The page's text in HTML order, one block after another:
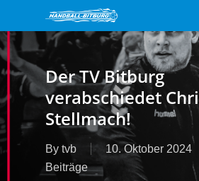
main
content
Der TV Bitburg
verabschiedet
Stellmach!
By tvb 10. Oktober 2024
Beiträge